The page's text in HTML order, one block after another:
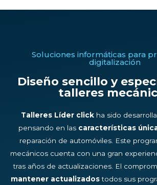
Soluciones informáticas para
digitalización
Diseño sencillo y
talleres
Talleres Líder click ha sido
pensando en las características
reparación de automóviles. Este
mecánicos cuenta con una gran
tras años de actualizaciones. El
mantener actualizadostodos sus